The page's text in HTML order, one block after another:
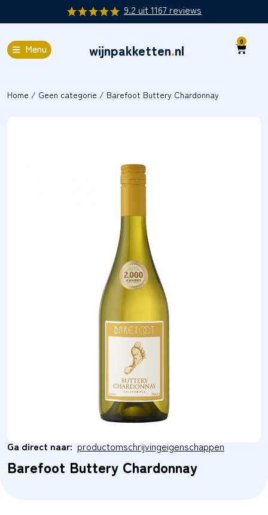
9.2 uit1167reviews
Menu wijnpakketten.nl 0
Home / Geen categorie / Barefoot Buttery Chardonnay
Ga direct naar: productomschrijvingeigenschappen
Barefoot Buttery Chardonnay